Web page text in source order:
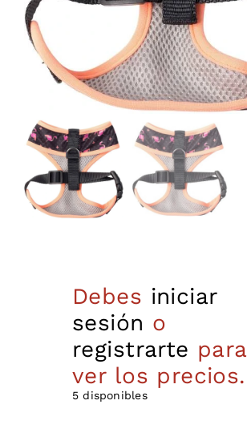
Super Ofertas
Contacto
Debes iniciar
sesión o
registrarte para
ver los precios.
5 disponibles